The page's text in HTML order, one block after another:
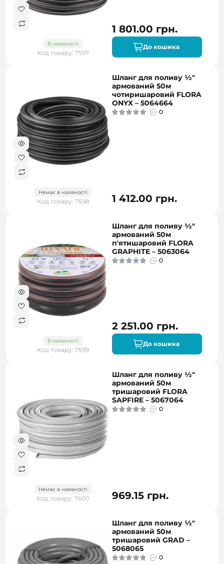
В наявності
Код товару: 7597
1 801.00 грн.
До кошика
Немає в наявності
Код товару: 7598
Шланг для поливу ½″
армований 50м
чотиришаровий FLORA
ONYX – 5064664
0
1 412.00 грн.
В наявності
Код товару: 7599
Шланг для поливу ½"
армований 50м
п'ятишаровий FLORA
GRAPHITE – 5063064
0
2 251.00 грн.
До кошика
Немає в наявності
Код товару: 7600
Шланг для поливу ½"
армований 50м
тришаровий FLORA
SAPFIRE – 5067064
0
969.15 грн.
Шланг для поливу ½"
армований 50м
тришаровий GRAD –
5068065
0